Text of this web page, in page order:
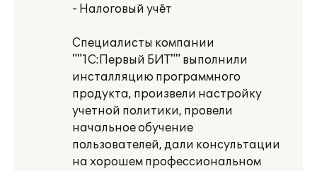
- Налоговый учёт
Специалисты компании
""1С:Первый БИТ"" выполнили
инсталляцию программного
продукта, произвели настройку
учетной политики, провели
начальное обучение
пользователей, дали консультации
на хорошем профессиональном